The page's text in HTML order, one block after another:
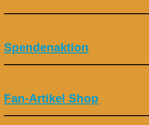
Spendenaktion
Fan-Artikel Shop